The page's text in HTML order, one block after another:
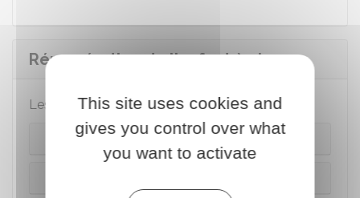
Rémunération de l'enfant à charge
Les règles diffèrent selon le statut de l'enfant.
L'enfant poursuit ses études
This site uses cookies and
gives you control over what
you want to activate